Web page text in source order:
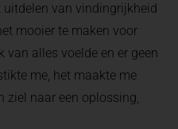
van vindingrijkheid
mooier te maken voor
van alles voelde en er geen
me, het maakte me
ziel naar een oplossing,